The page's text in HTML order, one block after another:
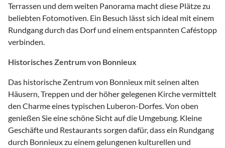
Terrassen und dem weiten Panorama macht diese Plätze zu
beliebten Fotomotiven. Ein Besuch lässt sich ideal mit einem
Rundgang durch das Dorf und einem entspannten Caféstopp
verbinden.
Historisches Zentrum von Bonnieux
Das historische Zentrum von Bonnieux mit seinen alten
Häusern, Treppen und der höher gelegenen Kirche vermittelt
den Charme eines typischen Luberon-Dorfes. Von oben
genießen Sie eine schöne Sicht auf die Umgebung. Kleine
Geschäfte und Restaurants sorgen dafür, dass ein Rundgang
durch Bonnieux zu einem gelungenen kulturellen und